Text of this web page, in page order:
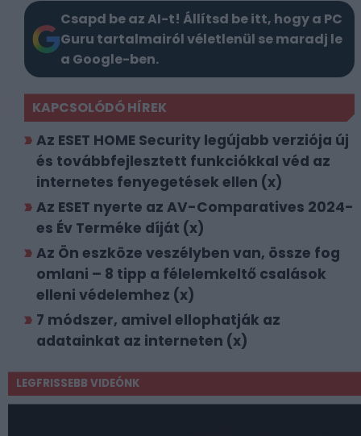
Csapd be az AI-t! Állítsd be itt, hogy a PC
Guru tartalmairól véletlenül se maradj le
a Google-ben.
KAPCSOLÓDÓ HÍREK
Az ESET HOME Security legújabb verziója új
és továbbfejlesztett funkciókkal véd az
internetes fenyegetések ellen (x)
Az ESET nyerte az AV-Comparatives 2024-
es Év Terméke díját (x)
Az Ön eszköze veszélyben van, össze fog
omlani – 8 tipp a félelemkeltő csalások
elleni védelemhez (x)
7 módszer, amivel ellophatják az
adatainkat az interneten (x)
LEGFRISSEBB VIDEÓNK